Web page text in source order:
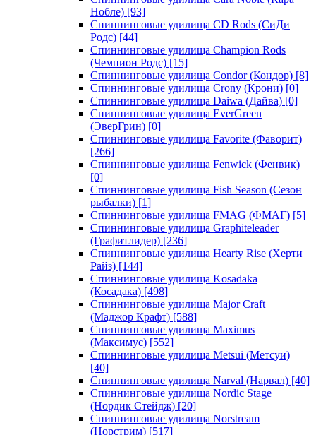
Нобле) [93]
Спиннинговые удилища CD Rods (СиДи
Родс) [44]
Спиннинговые удилища Champion Rods
(Чемпион Родс) [15]
Спиннинговые удилища Condor (Кондор) [8]
Спиннинговые удилища Crony (Крони) [0]
Спиннинговые удилища Daiwa (Дайва) [0]
Спиннинговые удилища EverGreen
(ЭверГрин) [0]
Спиннинговые удилища Favorite (Фаворит)
[266]
Спиннинговые удилища Fenwick (Фенвик)
[0]
Спиннинговые удилища Fish Season (Сезон
рыбалки) [1]
Спиннинговые удилища FMAG (ФМАГ) [5]
Спиннинговые удилища Graphiteleader
(Графитлидер) [236]
Спиннинговые удилища Hearty Rise (Херти
Райз) [144]
Спиннинговые удилища Kosadaka
(Косадака) [498]
Спиннинговые удилища Major Craft
(Маджор Крафт) [588]
Спиннинговые удилища Maximus
(Максимус) [552]
Спиннинговые удилища Metsui (Метсуи)
[40]
Спиннинговые удилища Narval (Нарвал) [40]
Спиннинговые удилища Nordic Stage
(Нордик Стейдж) [20]
Спиннинговые удилища Norstream
(Норстрим) [517]